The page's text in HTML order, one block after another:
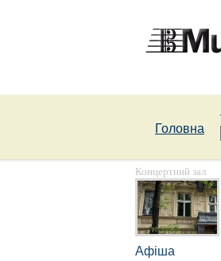
Головна
Концертний зал
Афіша